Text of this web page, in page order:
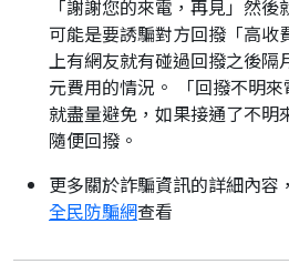
「謝謝您的來電，再見」然
可能是要誘騙對方回撥「高收
上有網友就有碰過回撥之後隔
元費用的情況。 「回撥不明
就盡量避免，如果接通了不明
隨便回撥。
更多關於詐騙資訊的詳細內容
全民防騙網查看